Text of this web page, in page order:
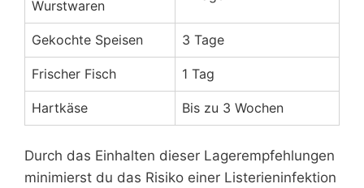
Wurstwaren
Gekochte Speisen 3 Tage
Frischer Fisch 1 Tag
Hartkäse Bis zu 3 Wochen
Durch das Einhalten dieser Lagerempfehlungen
minimierst du das Risiko einer Listerieninfektion